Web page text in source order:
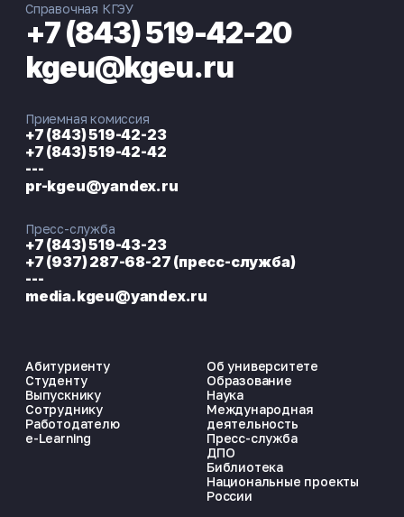
Абитуриенту
Студенту
Выпускнику
Сотруднику
Работодателю
e-Learning
Об университете
Образование
Наука
Международная
деятельность
Пресс-служба
ДПО
Библиотека
Национальные проекты
России
Справочная КГЭУ
+7 (843) 519-42-20
kgeu@kgeu.ru
Приемная комиссия
+7 (843) 519-42-23
+7 (843) 519-42-42
---
pr-kgeu@yandex.ru
Пресс-служба
+7 (843) 519-43-23
+7 (937) 287-68-27 (пресс-служба)
---
media.kgeu@yandex.ru